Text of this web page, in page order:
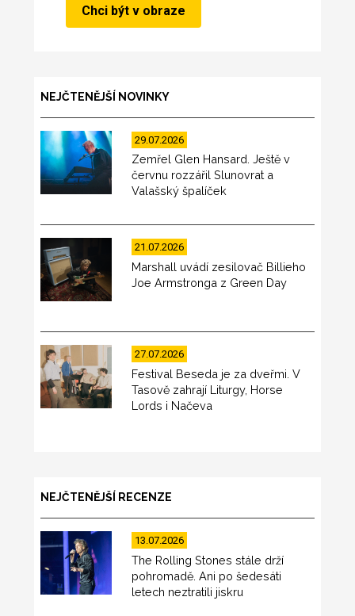
NEJČTENĚJŠÍ NOVINKY
29.07.2026
Zemřel Glen Hansard. Ještě v
červnu rozzářil Slunovrat a
Valašský špalíček
21.07.2026
Marshall uvádí zesilovač Billieho
Joe Armstronga z Green Day
27.07.2026
Festival Beseda je za dveřmi. V
Tasově zahrají Liturgy, Horse
Lords i Načeva
NEJČTENĚJŠÍ RECENZE
13.07.2026
The Rolling Stones stále drží
pohromadě. Ani po šedesáti
letech neztratili jiskru